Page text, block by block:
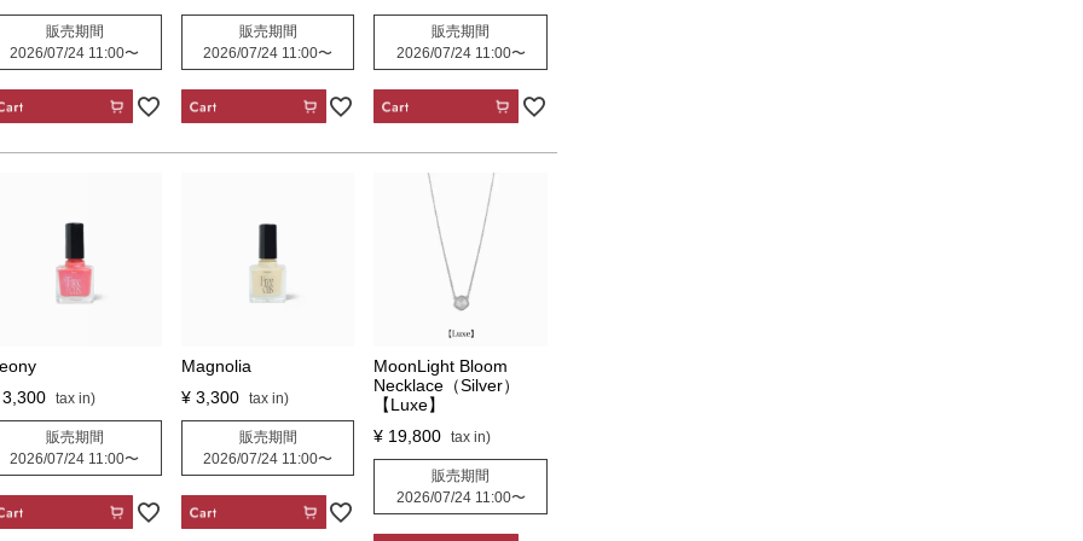
販売期間
2026/07/24 11:00〜
販売期間
2026/07/24 11:00〜
販売期間
2026/07/24 11:00〜
3,300
販売期間
2026/07/24 11:00〜
Magnolia
¥ 3,300
販売期間
2026/07/24 11:00〜
MoonLight Bloom
Necklace（Silver）
【Luxe】
¥ 19,800
販売期間
2026/07/24 11:00〜